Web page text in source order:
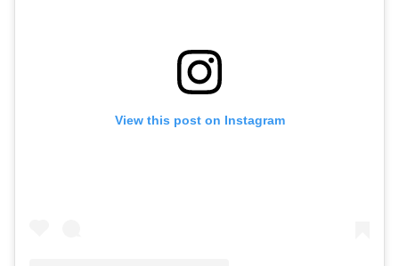
View this post on Instagram